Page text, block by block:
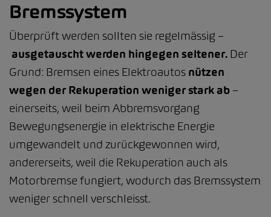
Bremssystem
Überprüft werden sollten sie regelmässig –
ausgetauscht werden hingegen seltener. Der
Grund: Bremsen eines Elektroautos nützen
wegen der Rekuperation weniger stark ab –
einerseits, weil beim Abbremsvorgang
Bewegungsenergie in elektrische Energie
umgewandelt und zurückgewonnen wird,
andererseits, weil die Rekuperation auch als
Motorbremse fungiert, wodurch das Bremssystem
weniger schnell verschleisst.